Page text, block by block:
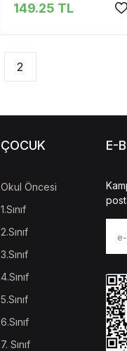
149.25 TL
2
ÇOCUK
Okul Öncesi
1.Sınıf
2.Sınıf
3.Sınıf
4.Sınıf
5.Sınıf
6.Sınıf
7. Sınıf
E-